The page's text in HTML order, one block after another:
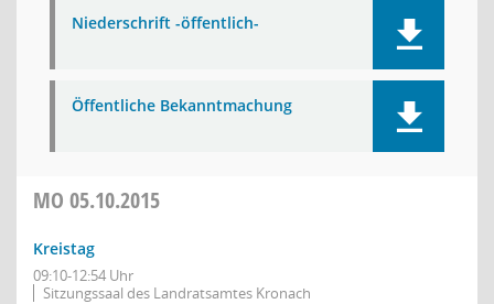
Niederschrift -öffentlich-
Öffentliche Bekanntmachung
MO 05.10.2015
Kreistag
09:10-12:54 Uhr
Sitzungssaal des Landratsamtes Kronach